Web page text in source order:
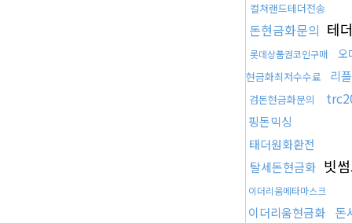
컬쳐랜드테더전송
돈현금화문의 테
롯데상품권코인구매 오
현금화최저수수료 리
검돈현금화문의
핑돈믹싱
태더원화환전
탈세돈현금화 빗
이더리움메타마스크
이더리움현금화 돈